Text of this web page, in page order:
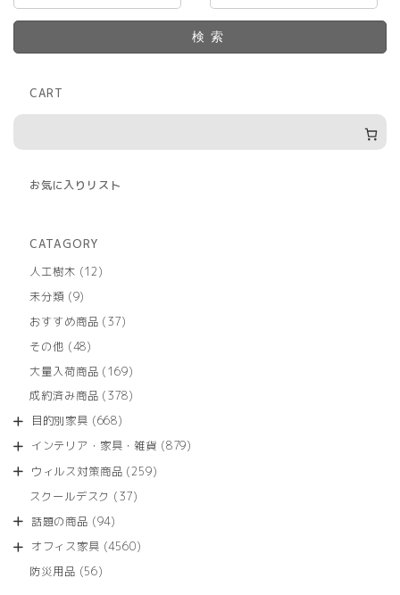
検索
CART
お気に入りリスト
CATAGORY
人工樹木
1212
商
未分類 99
の
商
おすすめ商品 3737
商
その他 4848
の
商
大量入荷商品 169169
の
成約済み商品 378378
商
目的別家具 668668
の
商
インテリア・家具・雑貨 879879
ウィルス対策商品 259259
スクールデスク 3737
商
話題の商品 9494
の
オフィス家具 45604560
防災用品 5656